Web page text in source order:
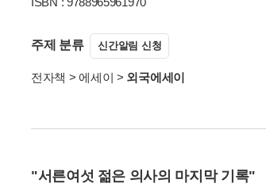
주제 분류 신간알림 신청
전자책 > 에세이 > 외국에세이
"서른여섯 젊은 의사의 마지막 기록"